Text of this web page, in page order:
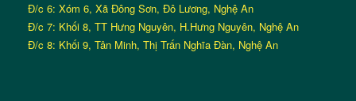
Đ/c 6: Xóm 6, Xã Đông Sơn, Đô Lương, Nghệ An
Đ/c 7: Khối 8, TT Hưng Nguyên, H.Hưng Nguyên, Nghệ An
Đ/c 8: Khối 9, Tân Minh, Thị Trấn Nghĩa Đàn, Nghệ An